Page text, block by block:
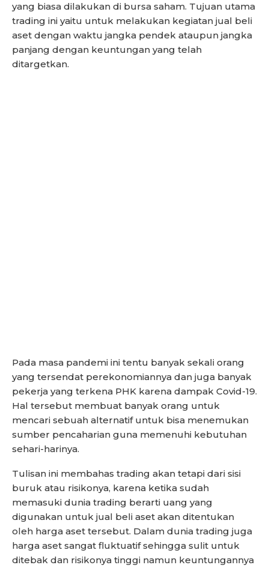
yang biasa dilakukan di bursa saham. Tujuan utama
trading ini yaitu untuk melakukan kegiatan jual beli
aset dengan waktu jangka pendek ataupun jangka
panjang dengan keuntungan yang telah
ditargetkan.
Pada masa pandemi ini tentu banyak sekali orang
yang tersendat perekonomiannya dan juga banyak
pekerja yang terkena PHK karena dampak Covid-19.
Hal tersebut membuat banyak orang untuk
mencari sebuah alternatif untuk bisa menemukan
sumber pencaharian guna memenuhi kebutuhan
sehari-harinya.
Tulisan ini membahas trading akan tetapi dari sisi
buruk atau risikonya, karena ketika sudah
memasuki dunia trading berarti uang yang
digunakan untuk jual beli aset akan ditentukan
oleh harga aset tersebut. Dalam dunia trading juga
harga aset sangat fluktuatif sehingga sulit untuk
ditebak dan risikonya tinggi namun keuntungannya